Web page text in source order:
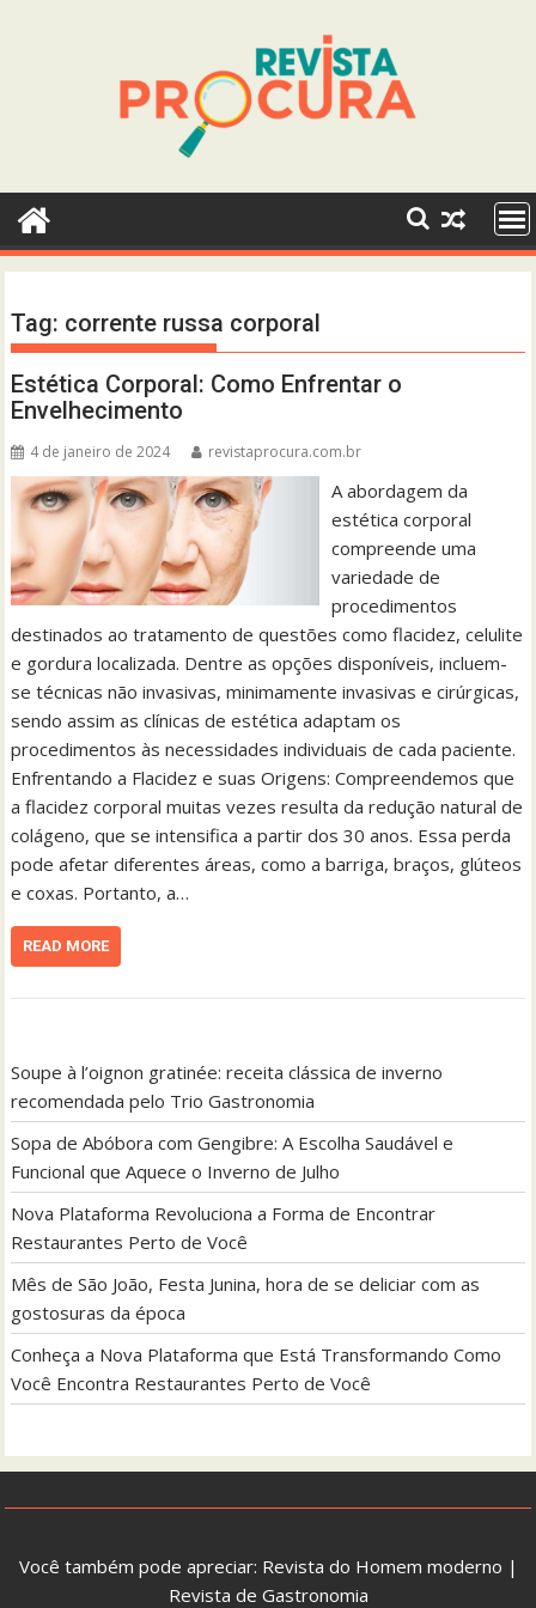
Tag: corrente russa corporal
Estética Corporal: Como Enfrentar o
Envelhecimento
4 de janeiro de 2024 revistaprocura.com.br
A abordagem da
estética corporal
compreende uma
variedade de
procedimentos
destinados ao tratamento de questões como flacidez, celulite
e gordura localizada. Dentre as opções disponíveis, incluem-
se técnicas não invasivas, minimamente invasivas e cirúrgicas,
sendo assim as clínicas de estética adaptam os
procedimentos às necessidades individuais de cada paciente.
Enfrentando a Flacidez e suas Origens: Compreendemos que
a flacidez corporal muitas vezes resulta da redução natural de
colágeno, que se intensifica a partir dos 30 anos. Essa perda
pode afetar diferentes áreas, como a barriga, braços, glúteos
e coxas. Portanto, a…
READ MORE
Soupe à l’oignon gratinée: receita clássica de inverno
recomendada pelo Trio Gastronomia
Sopa de Abóbora com Gengibre: A Escolha Saudável e
Funcional que Aquece o Inverno de Julho
Nova Plataforma Revoluciona a Forma de Encontrar
Restaurantes Perto de Você
Mês de São João, Festa Junina, hora de se deliciar com as
gostosuras da época
Conheça a Nova Plataforma que Está Transformando Como
Você Encontra Restaurantes Perto de Você
Você também pode apreciar: Revista do Homem moderno |
Revista de Gastronomia